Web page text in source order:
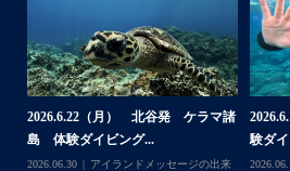
梅雨明け後のパーフェクトな海
BBQ、シュノーケリングとお楽
・
・
何ヶ月も前からやり取りさせて頂
たので、お天気とコンディションに
足な一日を過ごして頂けて本当
【台風13号によるツアー中止のお知
らせ】
2026.08.06
アイランドメッセージの出来
島 体